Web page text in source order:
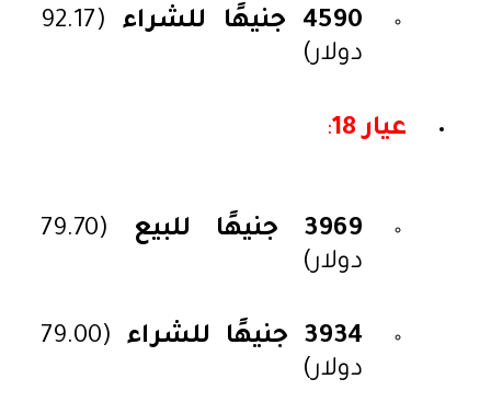
4590 جنيهًا للشراء
(92.17
دولار)
عيار 18 :
3969 جنيهًا للبيع
(79.70
دولار)
3934 جنيهًا للشراء
(79.00
دولار)